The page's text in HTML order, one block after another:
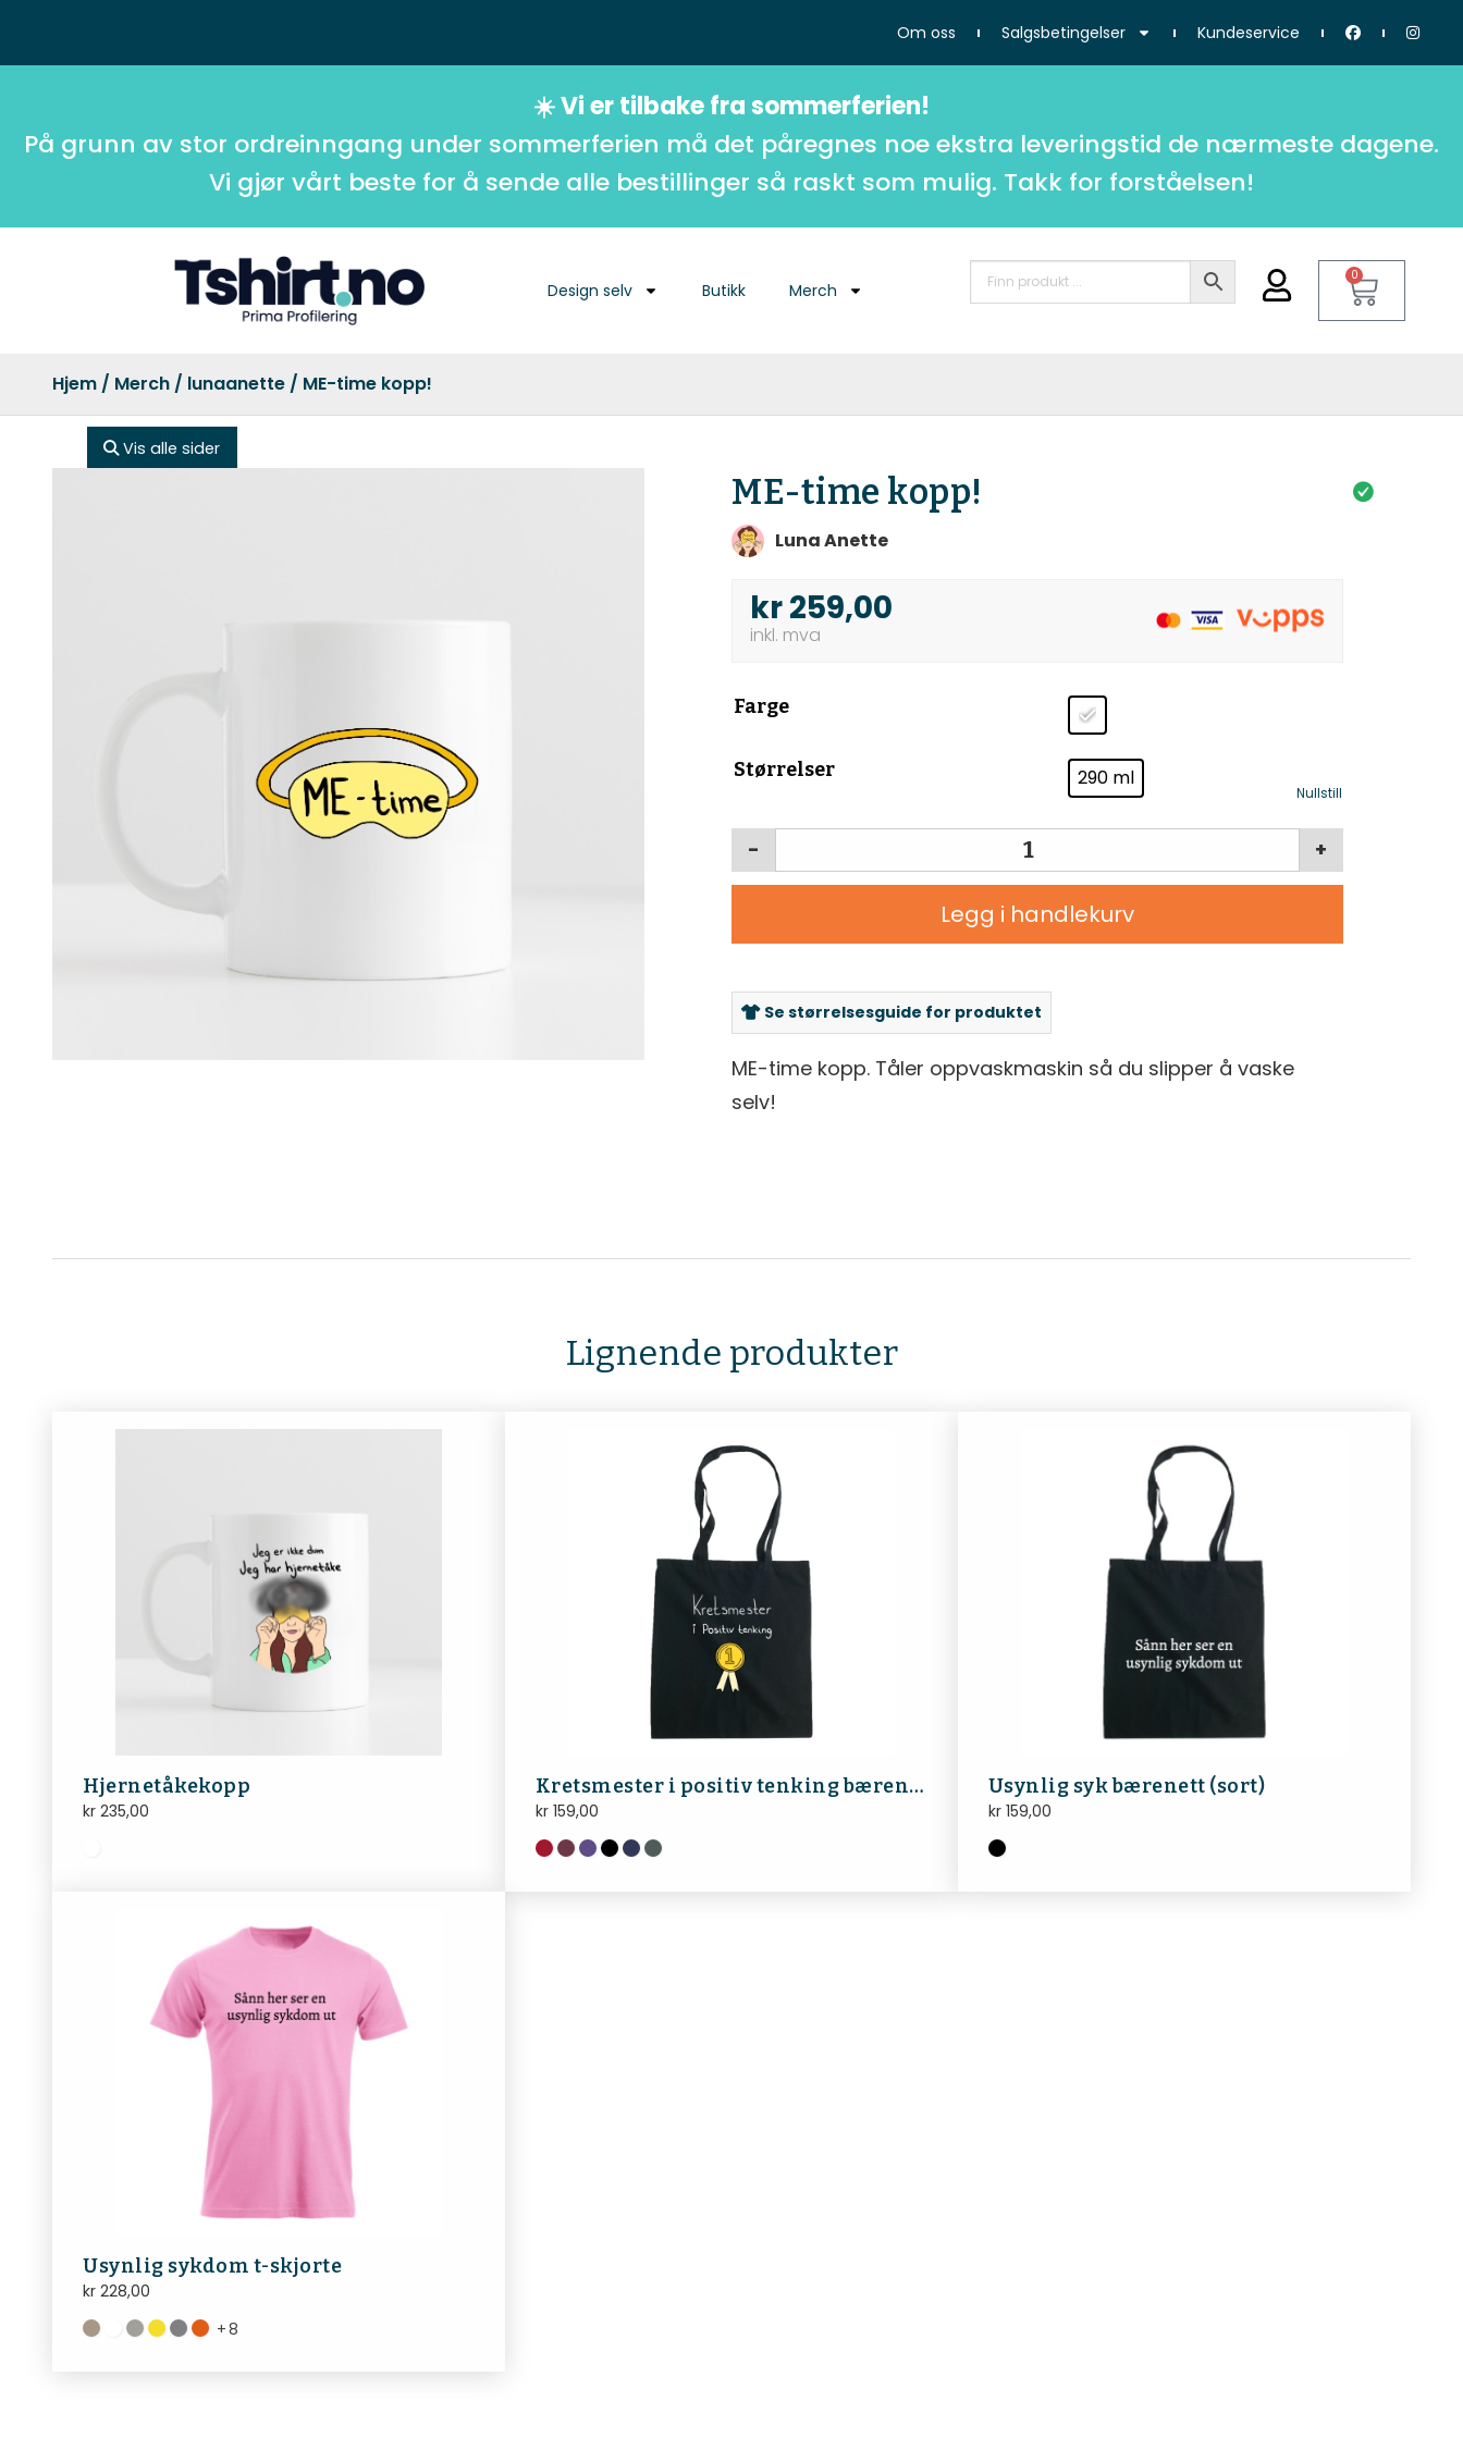
Om oss Salgsbetingelser Kundeservice
☀️ Vi er tilbake fra sommerferien!
På grunn av stor ordreinngang under sommerferien må det påregnes noe ekstra leveringstid de nærmeste dagene.
Vi gjør vårt beste for å sende alle bestillinger så raskt som mulig. Takk for forståelsen!
Design selv Butikk Merch
0
Hjem / Merch / lunaanette / ME-time kopp!
Vis alle sider
ME-time kopp!
Luna Anette
kr259,00
Farge
Størrelser 290 ml
Nullstill
+
-
Legg i handlekurv
Se størrelsesguide for produktet
ME-time kopp. Tåler oppvaskmaskin så du slipper å vaske
selv!
Lignende produkter
Hjernetåkekopp
kr 235,00
Kretsmester i positiv tenking bærenett (hvit tekst)
kr159,00
Usynlig syk bærenett (sort)
kr159,00
Usynlig sykdom t-skjorte
kr 228,00
+8